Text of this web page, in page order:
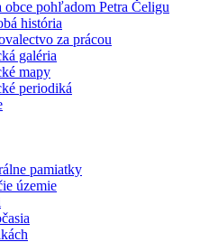
obce pohľadom Petra Čeligu
história
za prácou
galéria
mapy
periodiká
pamiatky
územie